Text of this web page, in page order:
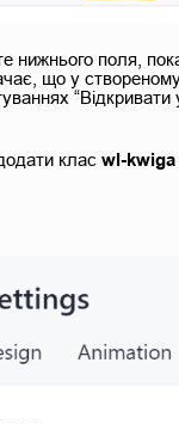
нижнього поля,
що у
клас wl-kwiga